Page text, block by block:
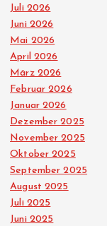
Juli 2026
Juni 2026
Mai 2026
April 2026
März 2026
Februar 2026
Januar 2026
Dezember 2025
November 2025
Oktober 2025
September 2025
August 2025
Juli 2025
Juni 2025